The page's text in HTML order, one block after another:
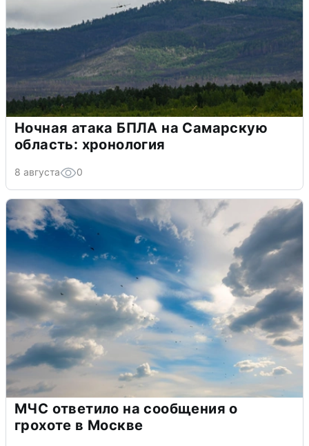
Ночная атака БПЛА на Самарскую
область: хронология
8 августа 0
МЧС ответило на сообщения о
грохоте в Москве